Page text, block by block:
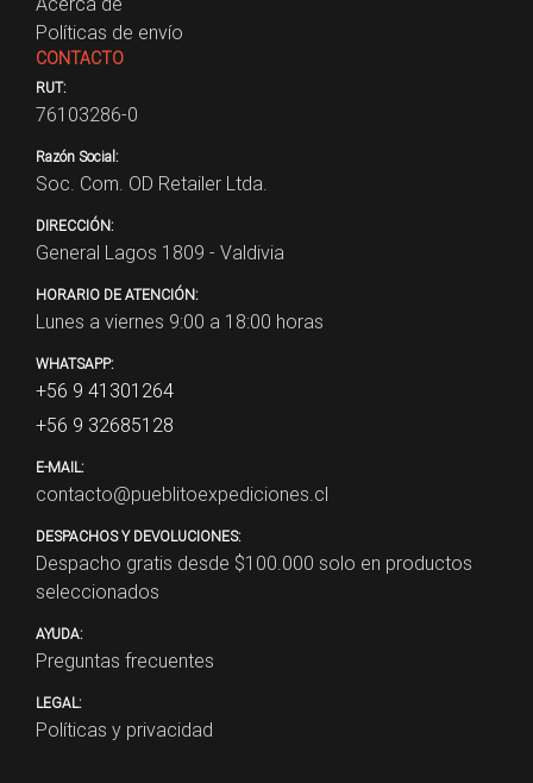
Políticas de envío
CONTACTO
RUT:
76103286-0
Razón Social:
Soc. Com. OD Retailer Ltda.
DIRECCIÓN:
General Lagos 1809 - Valdivia
HORARIO DE ATENCIÓN:
Lunes a viernes 9:00 a 18:00 horas
WHATSAPP:
+56 9 41301264
+56 9 32685128
E-MAIL:
contacto@pueblitoexpediciones.cl
DESPACHOS Y DEVOLUCIONES:
Despacho gratis desde $100.000 solo en productos
seleccionados
AYUDA:
Preguntas frecuentes
LEGAL:
Políticas y privacidad